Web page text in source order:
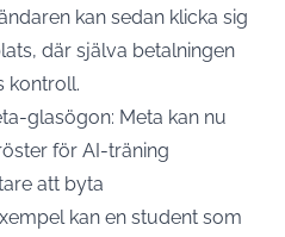
kan sedan klicka sig
där själva betalningen
kontroll.
glasögon: Meta kan nu
för AI-träning
att byta
kan en student som